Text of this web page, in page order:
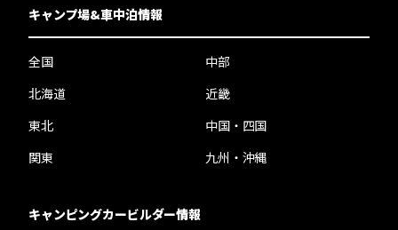
キャンプ場&車中泊情報
全国
北海道
東北
関東
中部
近畿
中国・四国
九州・沖縄
キャンピングカービルダー情報